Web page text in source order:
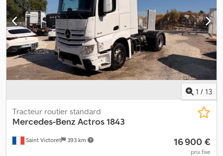
centralisé, MERCEDES ACTRO 1845 CABINE LARGE ABS, EBS,
Retardateur, Climatisation, Vitres électriques, Ordinateur de bord,
, Direction assistée, Sièges à suspension pneumatique,
Tachygraphe, Cedpezrh Udjfx Adqorf
1 / 13
Saint Victoret 393 km
Tracteur routier standard
Mercedes-Benz Actros 1843
16 900 €
prix fixe